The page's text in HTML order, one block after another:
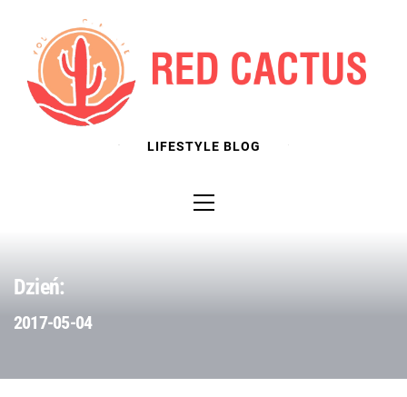
content
LIFESTYLE BLOG
Menu
Dzień:
2017-05-04